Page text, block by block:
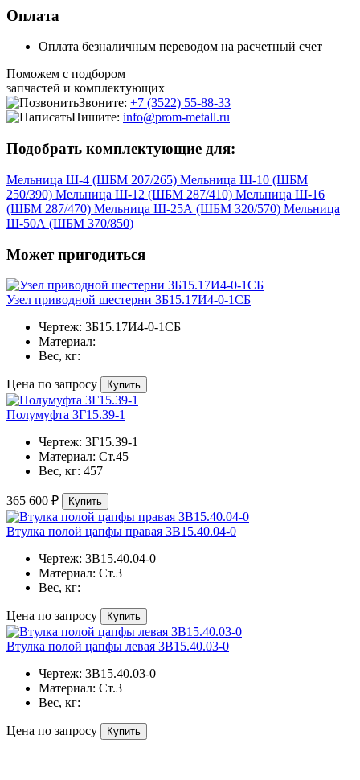
Оплата
Оплата безналичным переводом на расчетный счет
Поможем с подбором
запчастей и комплектующих
Звоните: +7 (3522) 55-88-33
Пишите: info@prom-metall.ru
Подобрать комплектующие для:
Мельница Ш-4 (ШБМ 207/265) Мельница Ш-10 (ШБМ
250/390) Мельница Ш-12 (ШБМ 287/410) Мельница Ш-16
(ШБМ 287/470) Мельница Ш-25А (ШБМ 320/570) Мельница
Ш-50А (ШБМ 370/850)
Может пригодиться
Узел приводной шестерни 3Б15.17И4-0-1СБ
Чертеж: 3Б15.17И4-0-1СБ
Материал:
Вес, кг:
Цена по запросу Купить
Полумуфта 3Г15.39-1
Чертеж: 3Г15.39-1
Материал: Ст.45
Вес, кг: 457
365 600 ₽ Купить
Втулка полой цапфы правая 3В15.40.04-0
Чертеж: 3В15.40.04-0
Материал: Ст.3
Вес, кг:
Цена по запросу Купить
Втулка полой цапфы левая 3В15.40.03-0
Чертеж: 3В15.40.03-0
Материал: Ст.3
Вес, кг:
Цена по запросу Купить